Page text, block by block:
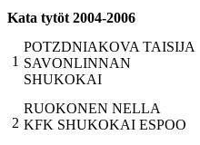
Kata tytöt 2004-2006
1
POTZDNIAKOVA TAISIJA
SAVONLINNAN
SHUKOKAI
2
RUOKONEN NELLA
KFK SHUKOKAI ESPOO